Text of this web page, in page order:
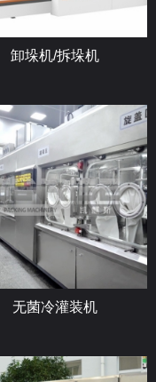
卸垛机/拆垛机
无菌冷灌装机